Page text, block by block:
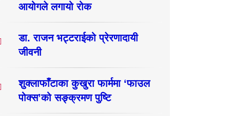
आयोगले लगायो रोक
डा. राजन भट्टराईको प्रेरणादायी
जीवनी
शुक्लाफाँटाका कुखुरा फार्ममा ‘फाउल
पोक्स’को सङ्क्रमण पुष्टि